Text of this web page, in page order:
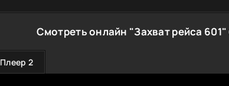
Смотреть онлайн "Захват рейса 601"
Плеер 2